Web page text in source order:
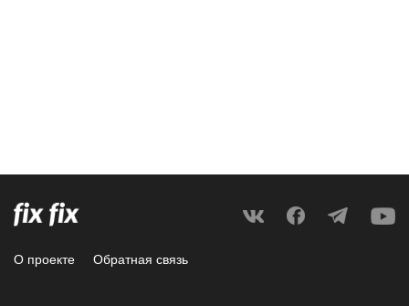
О проекте Обратная связь